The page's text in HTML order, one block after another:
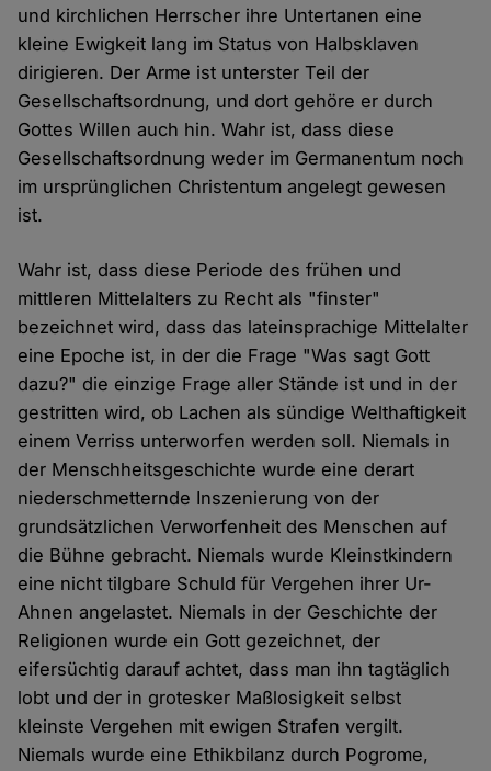
und kirchlichen Herrscher ihre Untertanen eine
kleine Ewigkeit lang im Status von Halbsklaven
dirigieren. Der Arme ist unterster Teil der
Gesellschaftsordnung, und dort gehöre er durch
Gottes Willen auch hin. Wahr ist, dass diese
Gesellschaftsordnung weder im Germanentum noch
im ursprünglichen Christentum angelegt gewesen
ist.
Wahr ist, dass diese Periode des frühen und
mittleren Mittelalters zu Recht als "finster"
bezeichnet wird, dass das lateinsprachige Mittelalter
eine Epoche ist, in der die Frage "Was sagt Gott
dazu?" die einzige Frage aller Stände ist und in der
gestritten wird, ob Lachen als sündige Welthaftigkeit
einem Verriss unterworfen werden soll. Niemals in
der Menschheitsgeschichte wurde eine derart
niederschmetternde Inszenierung von der
grundsätzlichen Verworfenheit des Menschen auf
die Bühne gebracht. Niemals wurde Kleinstkindern
eine nicht tilgbare Schuld für Vergehen ihrer Ur-
Ahnen angelastet. Niemals in der Geschichte der
Religionen wurde ein Gott gezeichnet, der
eifersüchtig darauf achtet, dass man ihn tagtäglich
lobt und der in grotesker Maßlosigkeit selbst
kleinste Vergehen mit ewigen Strafen vergilt.
Niemals wurde eine Ethikbilanz durch Pogrome,